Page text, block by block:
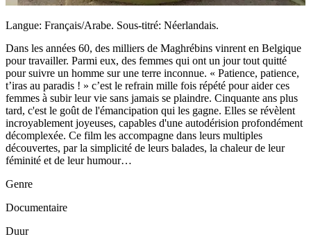
Langue: Français/Arabe. Sous-titré: Néerlandais.
Dans les années 60, des milliers de Maghrébins vinrent en Belgique
pour travailler. Parmi eux, des femmes qui ont un jour tout quitté
pour suivre un homme sur une terre inconnue. « Patience, patience,
t’iras au paradis ! » c’est le refrain mille fois répété pour aider ces
femmes à subir leur vie sans jamais se plaindre. Cinquante ans plus
tard, c'est le goût de l'émancipation qui les gagne. Elles se révèlent
incroyablement joyeuses, capables d'une autodérision profondément
décomplexée. Ce film les accompagne dans leurs multiples
découvertes, par la simplicité de leurs balades, la chaleur de leur
féminité et de leur humour…
Genre
Documentaire
Duur